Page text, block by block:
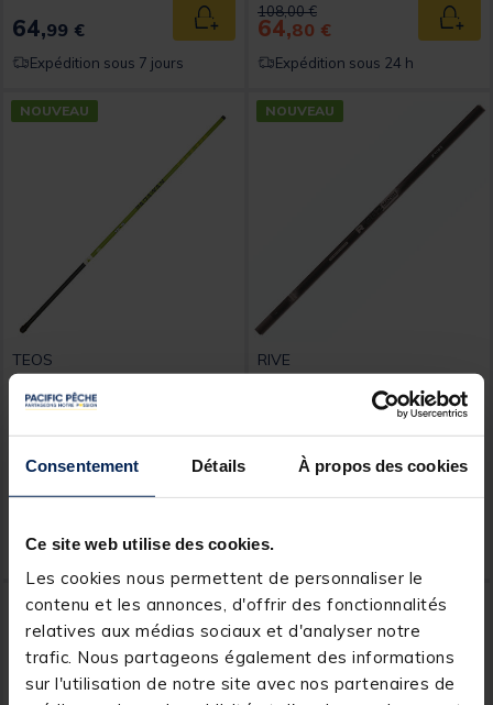
Consentement Détails À propos des cookies
Ce site web utilise des cookies.
Les cookies nous permettent de personnaliser le
contenu et les annonces, d'offrir des fonctionnalités
relatives aux médias sociaux et d'analyser notre
trafic. Nous partageons également des informations
sur l'utilisation de notre site avec nos partenaires de
64,99 € Ajouter au panier
Expédition sous 7 jours
Price reduced from
108,00 €to
64,80 €
Expédition sous 24 h
NOUVEAU
TEOS
Canne Teos Padawan Tele
300
Expédition sous 24 h
NOUVEAU
RIVE
Pack RIVE R982 Match
Competition 13m
NOUVEAU NOUVEAU